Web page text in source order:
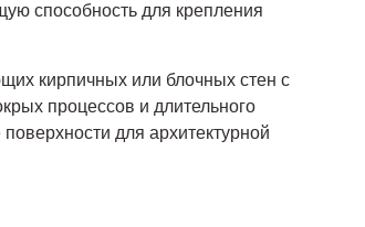
способность для крепления
кирпичных или блочных стен с
процессов и длительного
для архитектурной